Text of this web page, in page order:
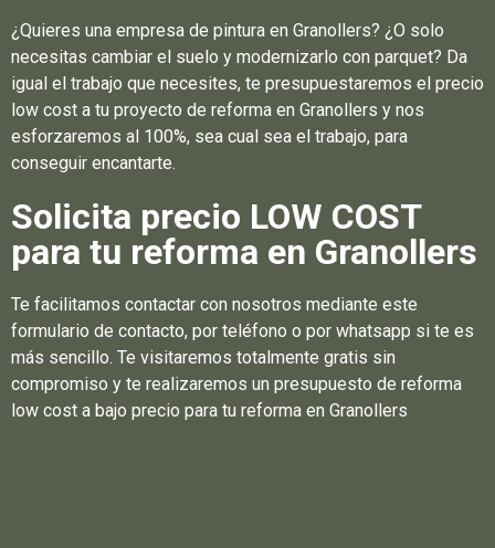
¿Quieres una empresa de pintura en Granollers? ¿O solo
necesitas cambiar el suelo y modernizarlo con parquet? Da
igual el trabajo que necesites, te presupuestaremos el precio
low cost a tu proyecto de reforma en Granollers y nos
esforzaremos al 100%, sea cual sea el trabajo, para
conseguir encantarte.
Solicita precio LOW COST
para tu reforma en Granollers
Te facilitamos contactar con nosotros mediante este
formulario de contacto, por teléfono o por whatsapp si te es
más sencillo. Te visitaremos totalmente gratis sin
compromiso y te realizaremos un presupuesto de reforma
low cost a bajo precio para tu reforma en Granollers